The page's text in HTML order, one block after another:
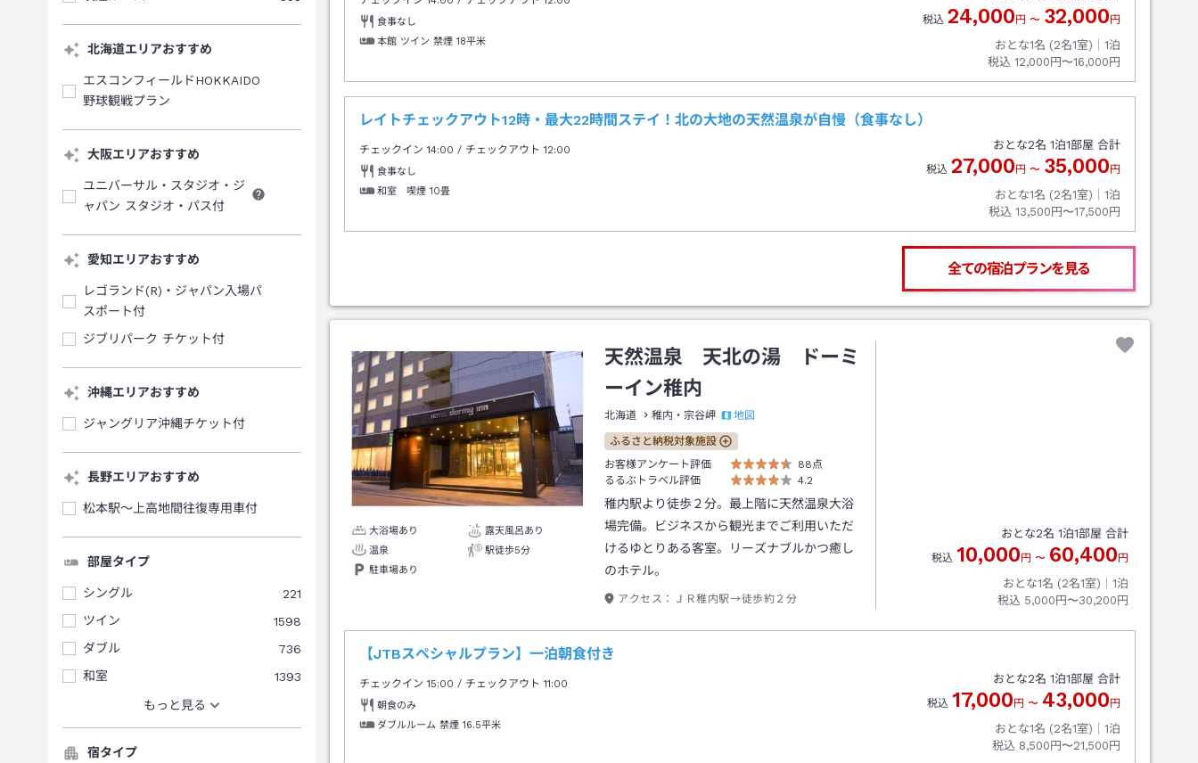
北海道エリアおすすめ
エスコンフィールドHOKKAIDO
野球観戦プラン
大阪エリアおすすめ
ユニバーサル・スタジオ・ジ
ャパン スタジオ・パス付
愛知エリアおすすめ
レゴランド(R)・ジャパン入場パ
スポート付
ジブリパーク チケット付
沖縄エリアおすすめ
ジャングリア沖縄チケット付
長野エリアおすすめ
松本駅～上高地間往復専用車付
部屋タイプ
シングル
221
ツイン
1598
ダブル
736
和室
1393
もっと見る
宿タイプ
食事なし
本館 ツイン 禁煙 18平米
税込 24,000 円 〜 32,000 円
おとな1名 (2名1室)｜ 1泊
税込 12,000円〜16,000円
レイトチェックアウト12時・最大22時間ステイ！北の大地の天然温泉が自慢（食事なし）
チェックイン14:00 / チェックアウト 12:00
食事なし
和室 喫煙 10畳
おとな2名 1泊1部屋 合計
税込 27,000 円 〜 35,000 円
おとな1名 (2名1室)｜ 1泊
税込 13,500円〜17,500円
全ての宿泊プランを見る
大浴場あり
露天風呂あり
温泉
駅徒歩5分
駐車場あり
天然温泉 天北の湯 ドーミ
ーイン稚内
北海道 稚内・宗谷岬 地図
ふるさと納税対象施設
お客様アンケート評価
88点
るるぶトラベル評価
4.2
稚内駅より徒歩２分。最上階に天然温泉大浴
場完備。ビジネスから観光までご利用いただ
けるゆとりある客室。リーズナブルかつ癒し
のホテル。
アクセス： ＪＲ稚内駅→徒歩約２分
おとな2名 1泊1部屋 合計
税込 10,000 円 〜 60,400 円
おとな1名 (2名1室)｜ 1泊
税込 5,000円〜30,200円
【JTBスペシャルプラン】一泊朝食付き
チェックイン15:00 / チェックアウト 11:00
朝食のみ
ダブルルーム 禁煙 16.5平米
おとな2名 1泊1部屋 合計
税込 17,000 円 〜 43,000 円
おとな1名 (2名1室)｜ 1泊
税込 8,500円〜21,500円